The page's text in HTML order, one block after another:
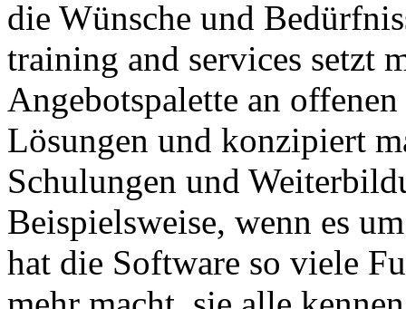
die Wünsche und
training and services setzt
Angebotspalette an
Lösungen und konzipiert
Schulungen und
Beispielsweise, wenn es
hat die Software so viele